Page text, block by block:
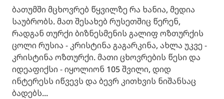
ბათუმში მცხოვრებ წყვილზე რა ხანია, მედია
საუბრობს. მათ შესახებ რუსეთშიც წერენ,
რადგან თურქი ბიზნესმენის გალიფ ოზთურქის
ცოლი რუსია - კრისტინა გაგარკინა, ახლა უკვე -
კრისტინა ოზთურქი. მათი ცხოვრების წესი და
იდეაფიქსი - იყოლიონ 105 შვილი, დიდ
ინტერესს იწვევს და ბევრ კითხვის ნიშანსაც
ბადებს...